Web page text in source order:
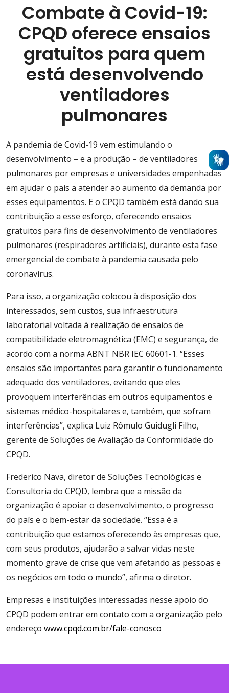
Combate à Covid-19:
CPQD oferece ensaios
gratuitos para quem
está desenvolvendo
ventiladores
pulmonares
A pandemia de Covid-19 vem estimulando o
desenvolvimento – e a produção – de ventiladores
pulmonares por empresas e universidades empenhadas
em ajudar o país a atender ao aumento da demanda por
esses equipamentos. E o CPQD também está dando sua
contribuição a esse esforço, oferecendo ensaios
gratuitos para fins de desenvolvimento de ventiladores
pulmonares (respiradores artificiais), durante esta fase
emergencial de combate à pandemia causada pelo
coronavírus.
Para isso, a organização colocou à disposição dos
interessados, sem custos, sua infraestrutura
laboratorial voltada à realização de ensaios de
compatibilidade eletromagnética (EMC) e segurança, de
acordo com a norma ABNT NBR IEC 60601-1. “Esses
ensaios são importantes para garantir o funcionamento
adequado dos ventiladores, evitando que eles
provoquem interferências em outros equipamentos e
sistemas médico-hospitalares e, também, que sofram
interferências”, explica Luiz Rômulo Guidugli Filho,
gerente de Soluções de Avaliação da Conformidade do
CPQD.
Frederico Nava, diretor de Soluções Tecnológicas e
Consultoria do CPQD, lembra que a missão da
organização é apoiar o desenvolvimento, o progresso
do país e o bem-estar da sociedade. “Essa é a
contribuição que estamos oferecendo às empresas que,
com seus produtos, ajudarão a salvar vidas neste
momento grave de crise que vem afetando as pessoas e
os negócios em todo o mundo”, afirma o diretor.
Empresas e instituições interessadas nesse apoio do
CPQD podem entrar em contato com a organização pelo
endereço www.cpqd.com.br/fale-conosco